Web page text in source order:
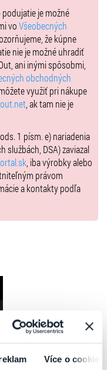
Více o cookies
je možné
voVšeobecných
že kúpne
nie je možné uhradiť
ani inými spôsobmi,
obchodných
využiť pri nákupe
, ak tam nie je
1 písm. e) nariadenia
službách, DSA) zaviazal
, iba výrobky alebo
právom
a kontakty podľa